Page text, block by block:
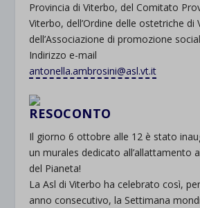
Provincia di Viterbo, del Comitato
Viterbo, dell’Ordine delle ostetriche di
dell’Associazione di promozione
Indirizzo e-mail
antonella.ambrosini@asl.vt.it
RESOCONTO
Il giorno 6 ottobre alle 12 è stato
un murales dedicato all’allattamento
del Pianeta!
La Asl di Viterbo ha celebrato così,
anno consecutivo, la Settimana